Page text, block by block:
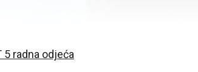
5 radna odjeća